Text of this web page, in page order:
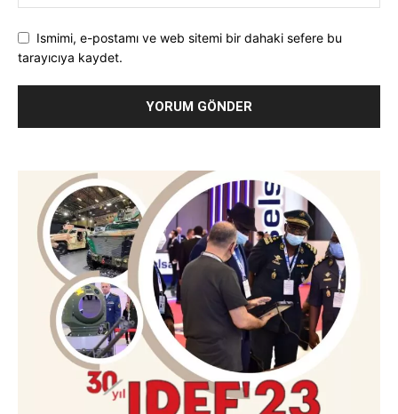
Ismimi, e-postamı ve web sitemi bir dahaki sefere bu
tarayıcıya kaydet.